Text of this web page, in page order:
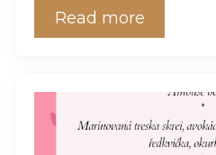
Read more